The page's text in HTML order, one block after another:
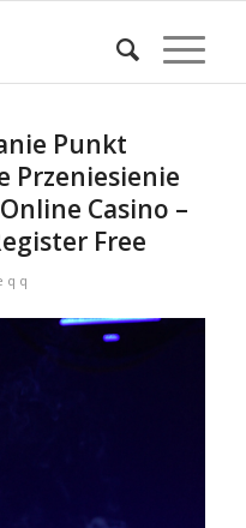
Na Wygięcie
Punkt
Przeniesienie
Casino –
Free
q q